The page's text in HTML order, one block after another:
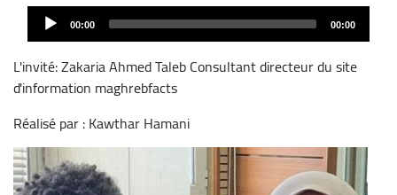
Audio
Player 00:00 00:00
L'invité: Zakaria Ahmed Taleb Consultant directeur du site
d'information maghrebfacts
Réalisé par : Kawthar Hamani